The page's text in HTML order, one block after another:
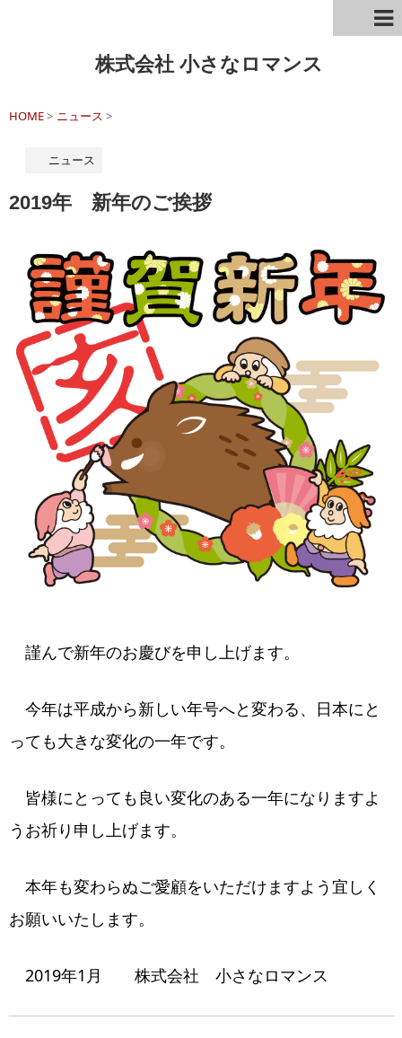
株式会社 小さなロマンス
HOME> ニュース >
ニュース
2019年 新年のご挨拶
謹んで新年のお慶びを申し上げます。
今年は平成から新しい年号へと変わる、日本にと
っても大きな変化の一年です。
皆様にとっても良い変化のある一年になりますよ
うお祈り申し上げます。
本年も変わらぬご愛顧をいただけますよう宜しく
お願いいたします。
2019年1月 株式会社 小さなロマンス